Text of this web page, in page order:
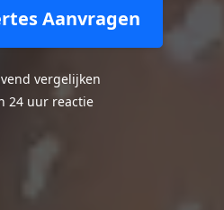
Aanvragen
vergelijken
24 uur reactie